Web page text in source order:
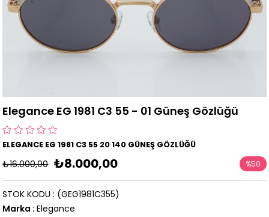
Elegance EG 1981 C3 55 - 01 Güneş Gözlüğü
ELEGANCE EG 1981 C3 55 20 140 GÜNEŞ GÖZLÜĞÜ
₺16.000,00 ₺8.000,00 %50
İndirim
(GEG1981C355)
STOK KODU
Marka : Elegance